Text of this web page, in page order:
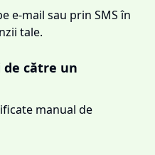
e-mail sau prin SMS în
tale.
către un
manual de